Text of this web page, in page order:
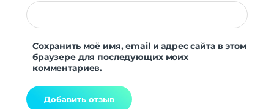
Сохранить моё имя, email и адрес сайта в этом
браузере для последующих моих
комментариев.